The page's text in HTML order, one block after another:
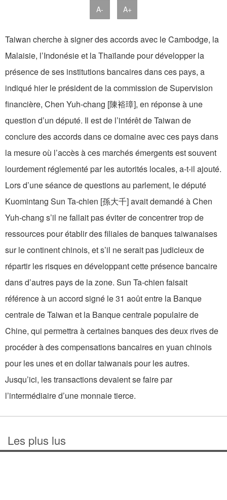
A- A+
Taiwan cherche à signer des accords avec le Cambodge, la
Malaisie, l’Indonésie et la Thaïlande pour développer la
présence de ses institutions bancaires dans ces pays, a
indiqué hier le président de la commission de Supervision
financière, Chen Yuh-chang [陳裕璋], en réponse à une
question d’un député. Il est de l’intérêt de Taiwan de
conclure des accords dans ce domaine avec ces pays dans
la mesure où l’accès à ces marchés émergents est souvent
lourdement réglementé par les autorités locales, a-t-il ajouté.
Lors d’une séance de questions au parlement, le député
Kuomintang Sun Ta-chien [孫大千] avait demandé à Chen
Yuh-chang s’il ne fallait pas éviter de concentrer trop de
ressources pour établir des filiales de banques taiwanaises
sur le continent chinois, et s’il ne serait pas judicieux de
répartir les risques en développant cette présence bancaire
dans d’autres pays de la zone. Sun Ta-chien faisait
référence à un accord signé le 31 août entre la Banque
centrale de Taiwan et la Banque centrale populaire de
Chine, qui permettra à certaines banques des deux rives de
procéder à des compensations bancaires en yuan chinois
pour les unes et en dollar taiwanais pour les autres.
Jusqu’ici, les transactions devaient se faire par
l’intermédiaire d’une monnaie tierce.
Les plus lus